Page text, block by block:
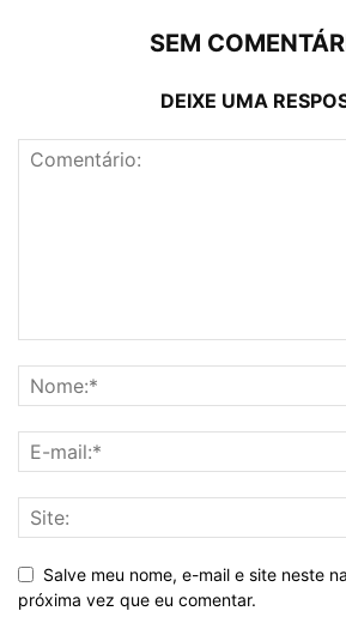
SEM
DEIXE UMA
Salve meu nome, e-mail e site neste
próxima vez que eu comentar.